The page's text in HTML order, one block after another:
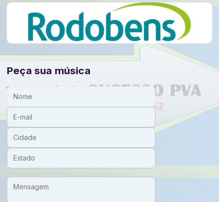
Peça sua música
Nome:
E-mail:
Cidade:
Estado:
0/650